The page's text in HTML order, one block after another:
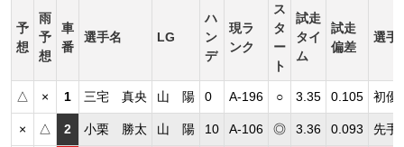
予
想
雨
予
想
車
番
選手名 LG
ハ
ン
デ
現ラ
ンク
ス
タ
ー
ト
試走
タイ
ム
試走
偏差
選手
△ × 1 三宅 真央 山 陽 0 A-196 ○ 3.35 0.105 初優
× △ 2 小栗 勝太 山 陽 10 A-106 ◎ 3.36 0.093 先手